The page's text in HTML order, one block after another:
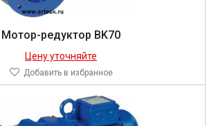
Мотор-редуктор BK70
Цену уточняйте
Добавить в избранное